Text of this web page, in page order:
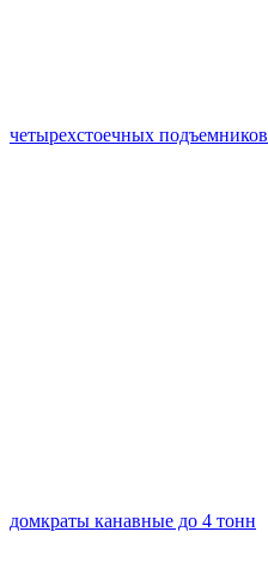
четырехстоечных подъемников
домкраты канавные до 4 тонн